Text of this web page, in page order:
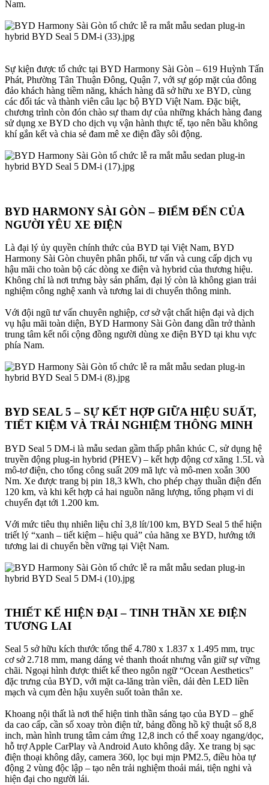
Nam.
Sự kiện được tổ chức tại BYD Harmony Sài Gòn – 619 Huỳnh Tấn
Phát, Phường Tân Thuận Đông, Quận 7, với sự góp mặt của đông
đảo khách hàng tiềm năng, khách hàng đã sở hữu xe BYD, cùng
các đối tác và thành viên câu lạc bộ BYD Việt Nam. Đặc biệt,
chương trình còn đón chào sự tham dự của những khách hàng đang
sử dụng xe BYD cho dịch vụ vận hành thực tế, tạo nên bầu không
khí gắn kết và chia sẻ đam mê xe điện đầy sôi động.
BYD HARMONY SÀI GÒN – ĐIỂM ĐẾN CỦA
NGƯỜI YÊU XE ĐIỆN​
Là đại lý ủy quyền chính thức của BYD tại Việt Nam, BYD
Harmony Sài Gòn chuyên phân phối, tư vấn và cung cấp dịch vụ
hậu mãi cho toàn bộ các dòng xe điện và hybrid của thương hiệu.
Không chỉ là nơi trưng bày sản phẩm, đại lý còn là không gian trải
nghiệm công nghệ xanh và tương lai di chuyển thông minh.
Với đội ngũ tư vấn chuyên nghiệp, cơ sở vật chất hiện đại và dịch
vụ hậu mãi toàn diện, BYD Harmony Sài Gòn đang dần trở thành
trung tâm kết nối cộng đồng người dùng xe điện BYD tại khu vực
phía Nam.
BYD SEAL 5 – SỰ KẾT HỢP GIỮA HIỆU SUẤT,
TIẾT KIỆM VÀ TRẢI NGHIỆM THÔNG MINH​
BYD Seal 5 DM-i là mẫu sedan gầm thấp phân khúc C, sử dụng hệ
truyền động plug-in hybrid (PHEV) – kết hợp động cơ xăng 1.5L và
mô-tơ điện, cho tổng công suất 209 mã lực và mô-men xoắn 300
Nm. Xe được trang bị pin 18,3 kWh, cho phép chạy thuần điện đến
120 km, và khi kết hợp cả hai nguồn năng lượng, tổng phạm vi di
chuyển đạt tới 1.200 km.
Với mức tiêu thụ nhiên liệu chỉ 3,8 lít/100 km, BYD Seal 5 thể hiện
triết lý “xanh – tiết kiệm – hiệu quả” của hãng xe BYD, hướng tới
tương lai di chuyển bền vững tại Việt Nam.
THIẾT KẾ HIỆN ĐẠI – TINH THẦN XE ĐIỆN
TƯƠNG LAI​
Seal 5 sở hữu kích thước tổng thể 4.780 x 1.837 x 1.495 mm, trục
cơ sở 2.718 mm, mang dáng vẻ thanh thoát nhưng vẫn giữ sự vững
chãi. Ngoại hình được thiết kế theo ngôn ngữ “Ocean Aesthetics”
đặc trưng của BYD, với mặt ca-lăng tràn viền, dải đèn LED liền
mạch và cụm đèn hậu xuyên suốt toàn thân xe.
Khoang nội thất là nơi thể hiện tinh thần sáng tạo của BYD – ghế
da cao cấp, cần số xoay tròn điện tử, bảng đồng hồ kỹ thuật số 8,8
inch, màn hình trung tâm cảm ứng 12,8 inch có thể xoay ngang/dọc,
hỗ trợ Apple CarPlay và Android Auto không dây. Xe trang bị sạc
điện thoại không dây, camera 360, lọc bụi mịn PM2.5, điều hòa tự
động 2 vùng độc lập – tạo nên trải nghiệm thoải mái, tiện nghi và
hiện đại cho người lái.